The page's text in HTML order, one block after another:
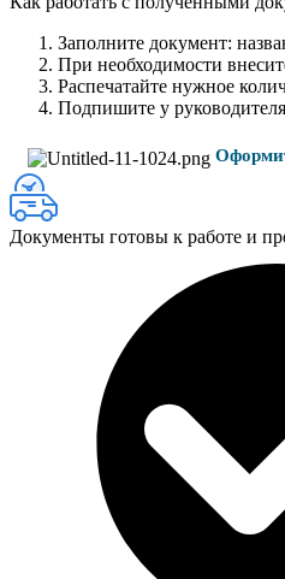
Заполните документ:
При необходимости
Распечатайте нужное
Подпишите у
Документы готовы к работе и